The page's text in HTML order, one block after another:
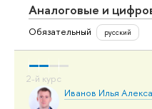
Аналоговые и
Обязательный русский
Иванов Илья